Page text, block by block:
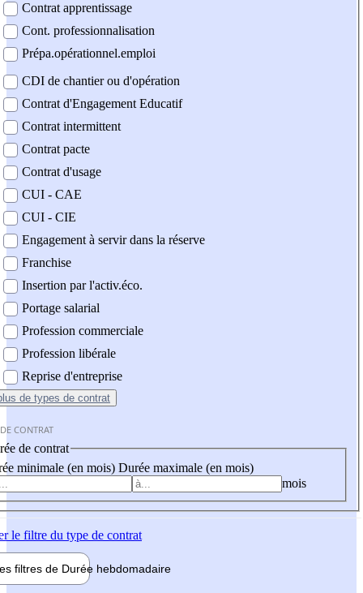
Contrat apprentissage
Cont. professionnalisation
Prépa.opérationnel.emploi
CDI de chantier ou d'opération
Contrat d'Engagement Educatif
Contrat intermittent
Contrat pacte
Contrat d'usage
CUI - CAE
CUI - CIE
Engagement à servir dans la réserve
Franchise
Insertion par l'activ.éco.
Portage salarial
Profession commerciale
Profession libérale
Reprise d'entreprise
de types de contrat
CONTRAT
de contrat
minimale (en mois) Durée maximale (en mois)
mois
le filtre du type de contrat
filtres de Durée hebdomadaire